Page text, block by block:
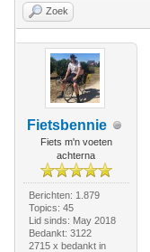
Zoek
Fietsbennie
Fiets m'n voeten
achterna
Berichten: 1.879
Topics: 45
Lid sinds: May 2018
Bedankt: 3122
2715 x bedankt in